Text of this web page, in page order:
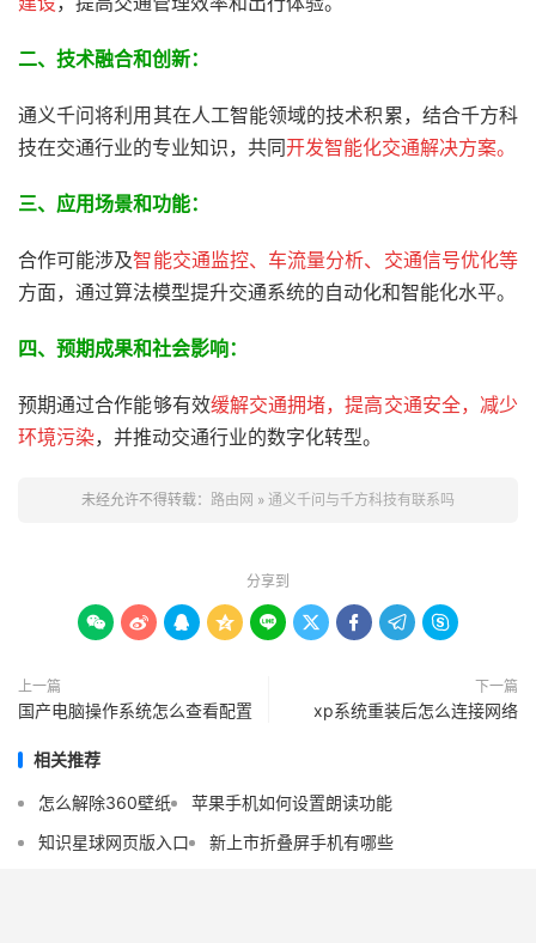
二、技术融合和创新：
通义千问将利用其在人工智能领域的技术积累，结合千方科
技在交通行业的专业知识，共同开发智能化交通解决方案。
三、应用场景和功能：
合作可能涉及智能交通监控、车流量分析、交通信号优化等
方面，通过算法模型提升交通系统的自动化和智能化水平。
四、预期成果和社会影响：
预期通过合作能够有效缓解交通拥堵，提高交通安全，减少
环境污染，并推动交通行业的数字化转型。
未经允许不得转载： 路由网 » 通义千问与千方科技有联系吗
分享到
        
上一篇
国产电脑操作系统怎么查看配置
下一篇
xp系统重装后怎么连接网络
相关推荐
怎么解除360壁纸
苹果手机如何设置朗读功能
知识星球网页版入口
新上市折叠屏手机有哪些